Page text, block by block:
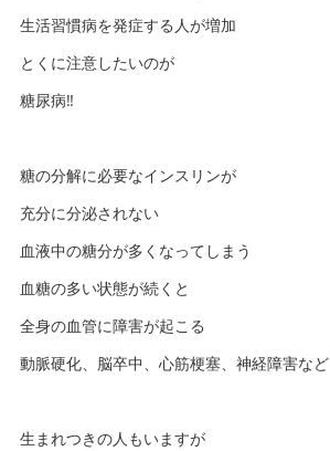
生活習慣病を発症する人が増加
とくに注意したいのが
糖尿病‼️
糖の分解に必要なインスリンが
充分に分泌されない
血液中の糖分が多くなってしまう
血糖の多い状態が続くと
全身の血管に障害が起こる
動脈硬化、脳卒中、心筋梗塞、神経障害など
生まれつきの人もいますが